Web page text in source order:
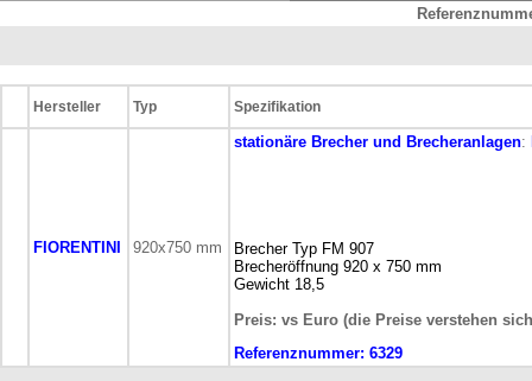
Hersteller Typ Spezifikation
FIORENTINI 920x750 mm
stationäre Brecher und Brecheranlagen:
Brecher Typ FM 907
Brecheröffnung 920 x 750 mm
Gewicht 18,5
Preis: vs Euro (die Preise verstehen
Referenznummer: 6329